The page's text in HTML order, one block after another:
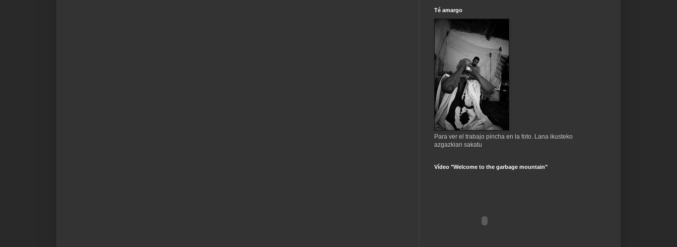
Té amargo
Para ver el trabajo pincha en la foto. Lana ikusteko
azgazkian sakatu
Vídeo "Welcome to the garbage mountain"